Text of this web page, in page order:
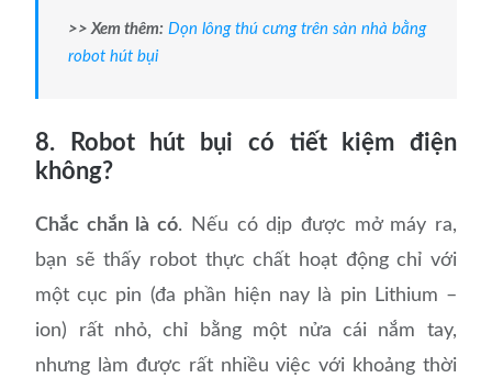
>> Xem thêm: Dọn lông thú cưng trên sàn nhà bằng
robot hút bụi
8. Robot hút bụi có tiết kiệm điện
không?
Chắc chắn là có. Nếu có dịp được mở máy ra,
bạn sẽ thấy robot thực chất hoạt động chỉ với
một cục pin (đa phần hiện nay là pin Lithium –
ion) rất nhỏ, chỉ bằng một nửa cái nắm tay,
nhưng làm được rất nhiều việc với khoảng thời